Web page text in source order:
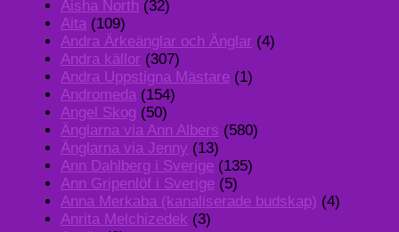
Aisha North (32)
Aita (109)
Andra Ärkeänglar och Änglar (4)
Andra källor (307)
Andra Uppstigna Mästare (1)
Andromeda (154)
Angel Skog (50)
Änglarna via Ann Albers (580)
Änglarna via Jenny (13)
Ann Dahlberg i Sverige (135)
Ann Gripenlöf i Sverige (5)
Anna Merkaba (kanaliserade budskap) (4)
Anrita Melchizedek (3)